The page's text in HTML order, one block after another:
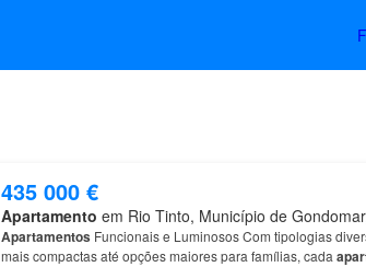
435 000 €
Apartamento em Rio Tinto, Município de
Apartamentos Funcionais e Luminosos Com tipologias
mais compactas até opções maiores para famílias, cada